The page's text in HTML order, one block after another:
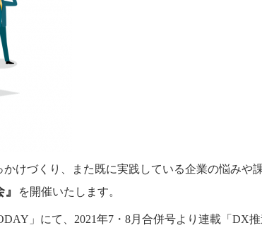
けづくり、また既に実践している企業の悩みや
を開催いたします。
」にて、2021年7・8月合併号より連載「DX推